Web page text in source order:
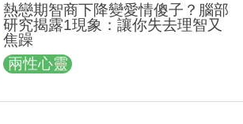
熱戀期智商下降變愛情傻子？腦部
研究揭露1現象：讓你失去理智又
焦躁
兩性心靈